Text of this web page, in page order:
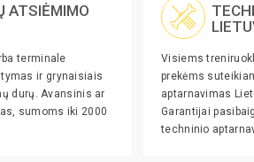
ATSIĖMIMO
terminale
ir grynaisiais
durų. Avansinis ar
sumoms iki 2000
Visiems
prekėms
aptarnavimas
Garantijai
techninio